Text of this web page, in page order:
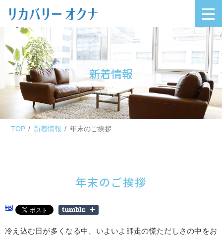
新着情報
TOP 新着情報 年末のご挨拶
年末のご挨拶
冷え込む日が多くなる中、いよいよ師走の慌ただしさの中をお